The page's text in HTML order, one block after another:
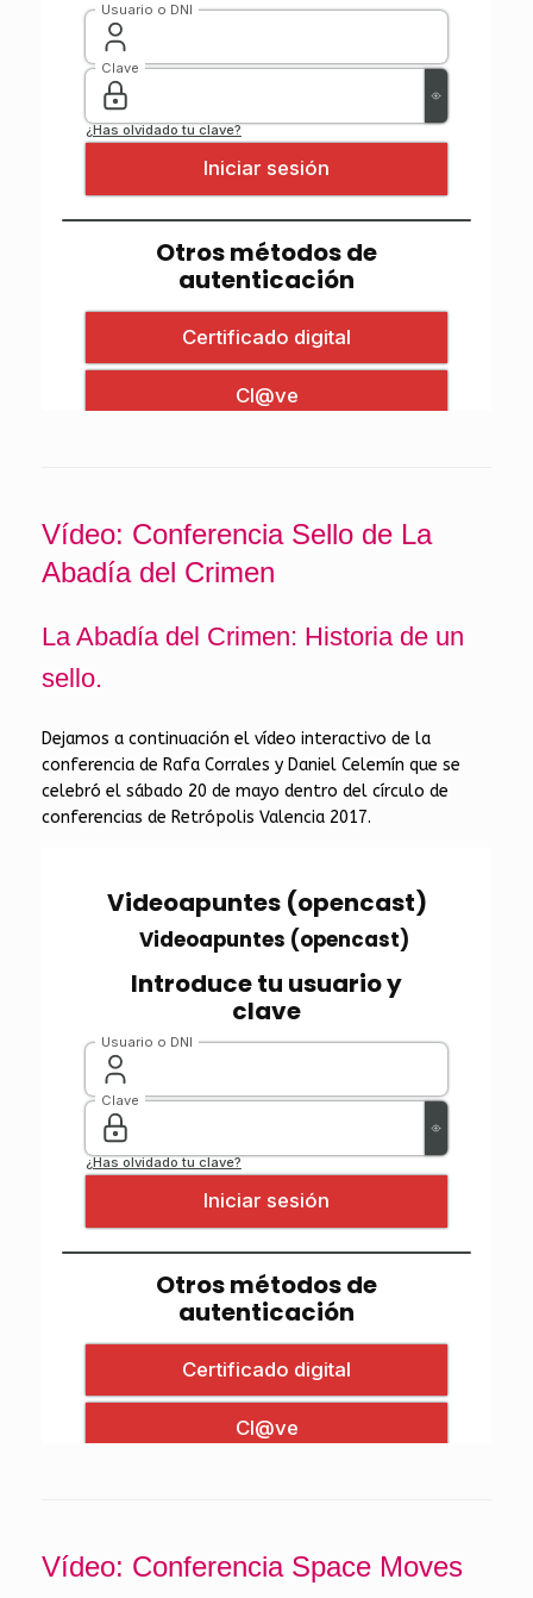
Vídeo: Conferencia Sello de La
Abadía del Crimen
La Abadía del Crimen: Historia de un
sello.
Dejamos a continuación el vídeo interactivo de la
conferencia de Rafa Corrales y Daniel Celemín que se
celebró el sábado 20 de mayo dentro del círculo de
conferencias de Retrópolis Valencia 2017.
Vídeo: Conferencia Space Moves